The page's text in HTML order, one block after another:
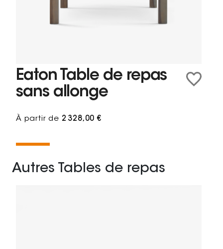
Eaton Table de repas
sans allonge
À partir de 2 328,00 €
Autres Tables de repas